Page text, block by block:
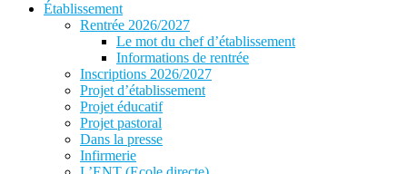
Établissement
Rentrée 2026/2027
Le mot du chef d’établissement
Informations de rentrée
Inscriptions 2026/2027
Projet d’établissement
Projet éducatif
Projet pastoral
Dans la presse
Infirmerie